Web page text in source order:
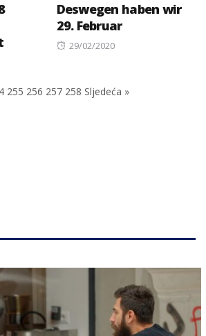
Deswegen haben wir
29. Februar
Posted
29/02/2020
255 256 257 258 Sljedeća »